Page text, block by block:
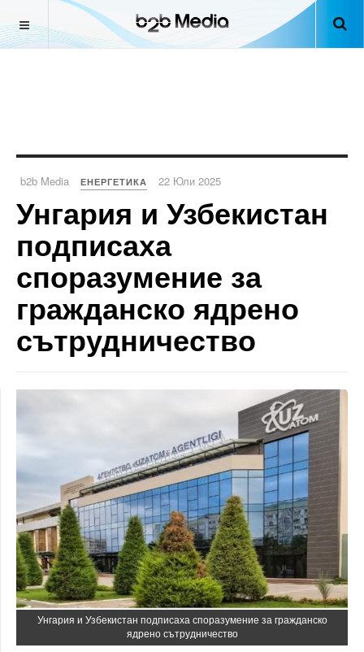
b2b Media ЕНЕРГЕТИКА 22 Юли 2025
Унгария и Узбекистан
подписаха
споразумение за
гражданско ядрено
сътрудничество
Унгария и Узбекистан подписаха споразумение за гражданско
ядрено сътрудничество